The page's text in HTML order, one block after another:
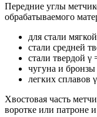
Передние углы
обрабатываемого
для стали
стали средней
стали твердой γ
чугуна и бронзы
легких сплавов
Хвостовая часть
воротке или патроне